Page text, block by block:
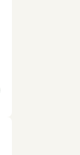
au panier